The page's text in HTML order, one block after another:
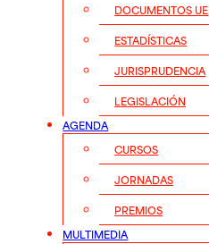
DOCUMENTOS UE
ESTADÍSTICAS
JURISPRUDENCIA
LEGISLACIÓN
AGENDA
CURSOS
JORNADAS
PREMIOS
MULTIMEDIA